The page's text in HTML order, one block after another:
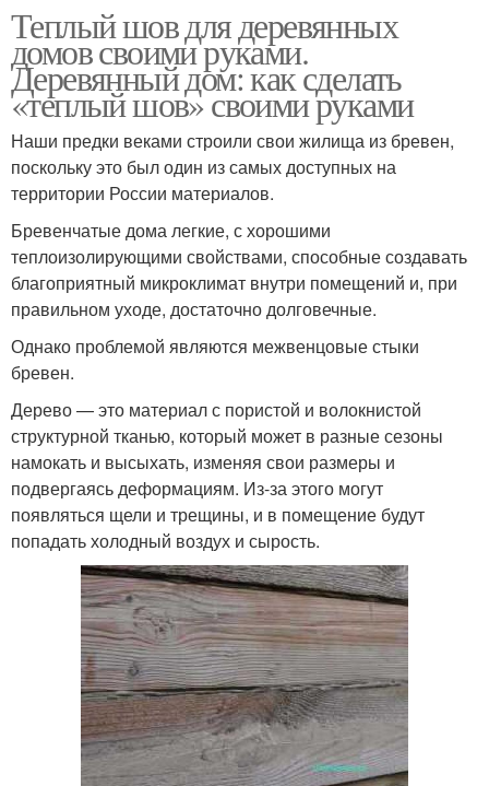
Теплый шов для деревянных
домов своими руками.
Деревянный дом: как сделать
«теплый шов» своими руками
Наши предки веками строили свои жилища из бревен,
поскольку это был один из самых доступных на
территории России материалов.
Бревенчатые дома легкие, с хорошими
теплоизолирующими свойствами, способные создавать
благоприятный микроклимат внутри помещений и, при
правильном уходе, достаточно долговечные.
Однако проблемой являются межвенцовые стыки
бревен.
Дерево — это материал с пористой и волокнистой
структурной тканью, который может в разные сезоны
намокать и высыхать, изменяя свои размеры и
подвергаясь деформациям. Из-за этого могут
появляться щели и трещины, и в помещение будут
попадать холодный воздух и сырость.